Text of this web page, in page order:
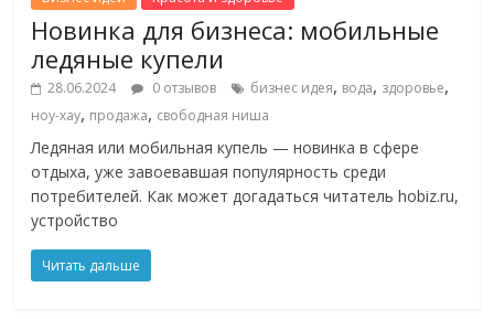
Новинка для бизнеса: мобильные
ледяные купели
28.06.2024 0 отзывов бизнес идея, вода, здоровье,
ноу-хау, продажа, свободная ниша
Ледяная или мобильная купель — новинка в сфере
отдыха, уже завоевавшая популярность среди
потребителей. Как может догадаться читатель hobiz.ru,
устройство
Читать дальше